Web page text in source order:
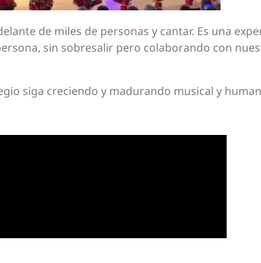
de miles de personas y cantar. Es una
sin sobresalir pero colaborando con
siga creciendo y madurando musical y